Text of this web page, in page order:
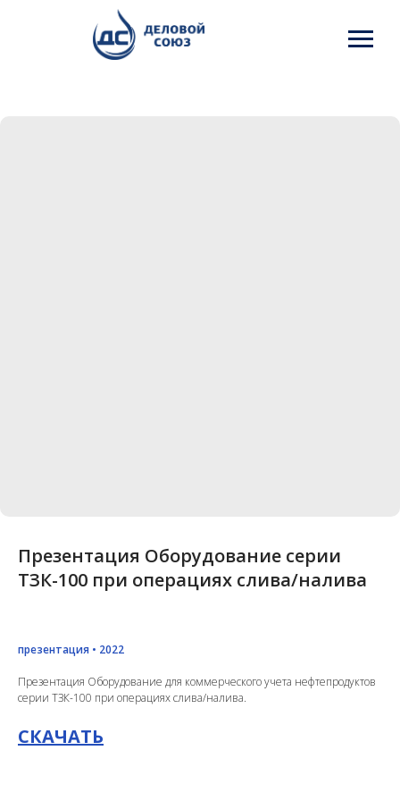
Презентация Оборудование серии
ТЗК-100 при операциях слива/налива
презентация • 2022
Презентация Оборудование для коммерческого учета нефтепродуктов
серии ТЗК-100 при операциях слива/налива.
СКАЧАТЬ